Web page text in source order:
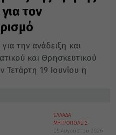
τον
την ανάδειξη και
και Θρησκευτικού
19 Ιουνίου η
ΕΛΛΑΔΑ
ΜΗΤΡΟΠΟΛΕΙΣ
05 Αυγούστου 2026